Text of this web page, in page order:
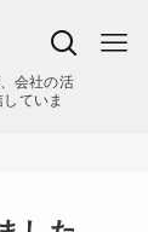
会社の活
ていま